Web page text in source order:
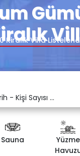
Kiralık Villa
- Kişi Sayısı ...
Sauna
Yüzme